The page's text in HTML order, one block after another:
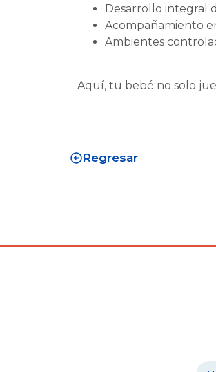
Desarrollo integral
Acompañamiento
Ambientes
Aquí, tu bebé no solo
Regresar